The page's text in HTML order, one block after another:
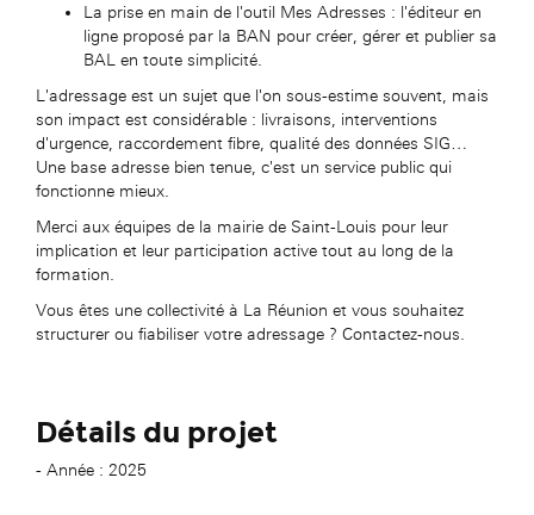
La prise en main de l'outil Mes Adresses : l'éditeur en
ligne proposé par la BAN pour créer, gérer et publier sa
BAL en toute simplicité.
L'adressage est un sujet que l'on sous-estime souvent, mais
son impact est considérable : livraisons, interventions
d'urgence, raccordement fibre, qualité des données SIG…
Une base adresse bien tenue, c'est un service public qui
fonctionne mieux.
Merci aux équipes de la mairie de Saint-Louis pour leur
implication et leur participation active tout au long de la
formation.
Vous êtes une collectivité à La Réunion et vous souhaitez
structurer ou fiabiliser votre adressage ? Contactez-nous.
Détails du projet
- Année : 2025